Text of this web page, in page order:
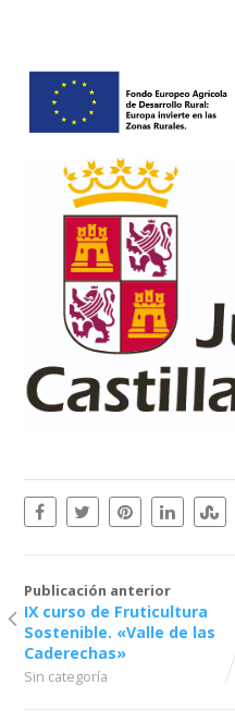
Publicación anterior
IX curso de Fruticultura
Sostenible. «Valle de las
Caderechas»
Sin categoría